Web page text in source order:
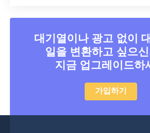
대기열이나 광고 없이
일을 변환하고 싶으
지금 업그레이드하
가입하기